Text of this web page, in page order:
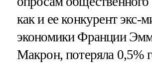
как и ее конкурент экс-
экономики Франции
Макрон, потеряла 0,5%